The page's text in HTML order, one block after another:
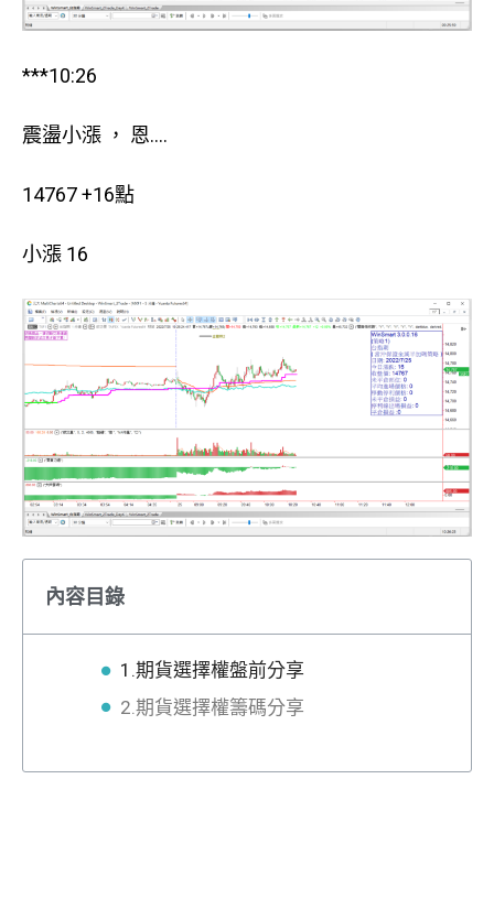
***10:26
震盪小漲 ， 恩….
14767 +16點
小漲 16
內容目錄
1.期貨選擇權盤前分享
2.期貨選擇權籌碼分享